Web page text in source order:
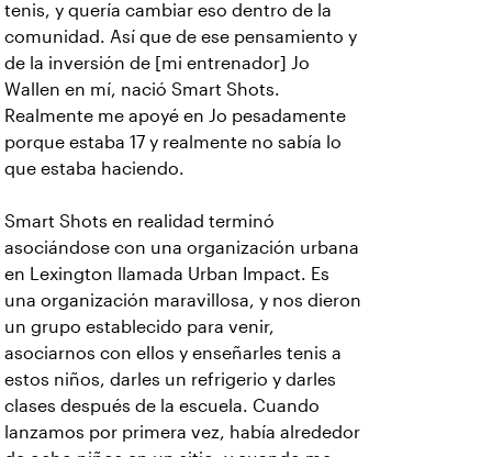
tenis, y quería cambiar eso dentro de la
comunidad. Así que de ese pensamiento y
de la inversión de [mi entrenador] Jo
Wallen en mí, nació Smart Shots.
Realmente me apoyé en Jo pesadamente
porque estaba 17 y realmente no sabía lo
que estaba haciendo.
Smart Shots en realidad terminó
asociándose con una organización urbana
en Lexington llamada Urban Impact. Es
una organización maravillosa, y nos dieron
un grupo establecido para venir,
asociarnos con ellos y enseñarles tenis a
estos niños, darles un refrigerio y darles
clases después de la escuela. Cuando
lanzamos por primera vez, había alrededor